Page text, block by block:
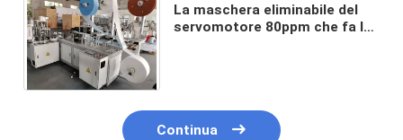
La maschera eliminabile del
servomotore 80ppm che fa la
Continua